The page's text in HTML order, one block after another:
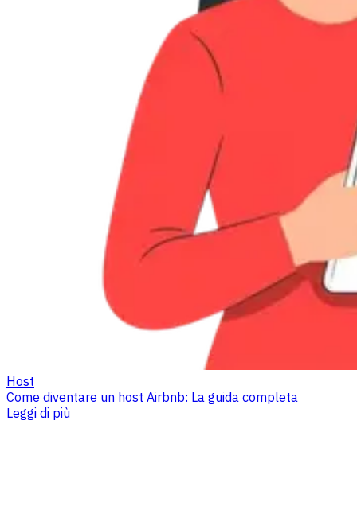
Host
Come diventare un host Airbnb: La guida completa
Leggi di più